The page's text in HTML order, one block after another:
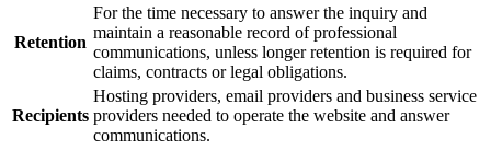
Retention
For the time necessary to answer the inquiry and
maintain a reasonable record of professional
communications, unless longer retention is required for
claims, contracts or legal obligations.
Recipients
Hosting providers, email providers and business service
providers needed to operate the website and answer
communications.